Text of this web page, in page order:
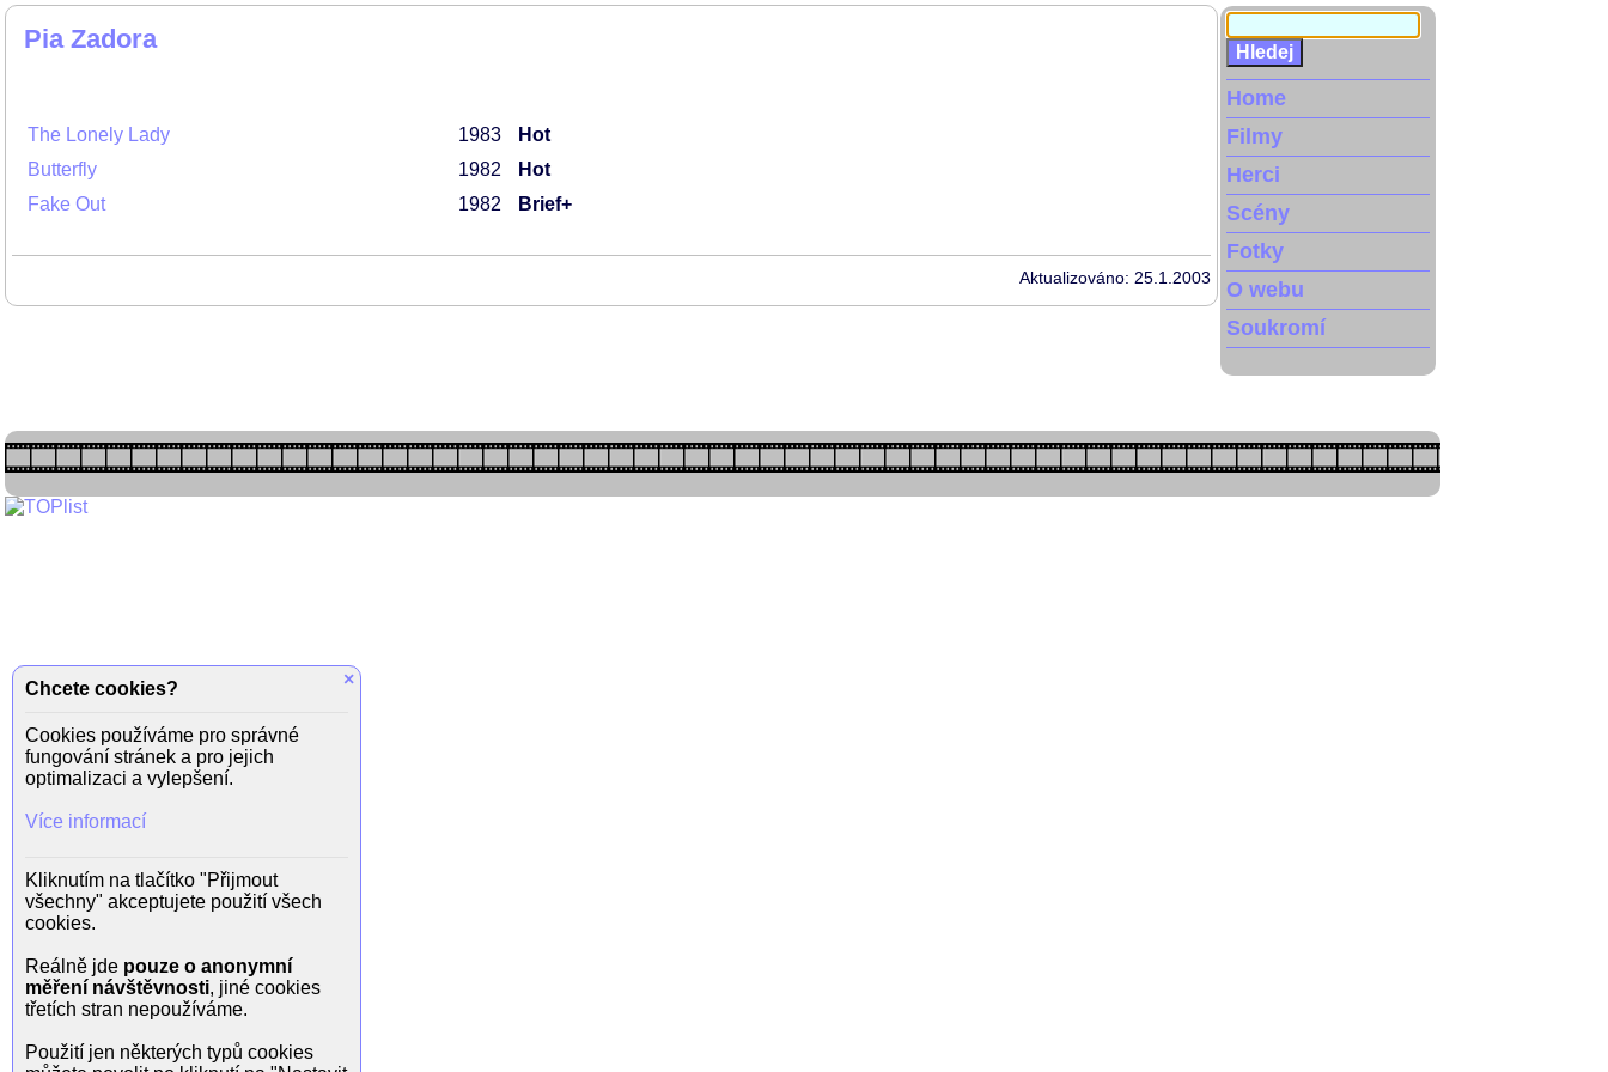
Pia Zadora
The Lonely Lady 1983
Hot
Butterfly
1982
Hot
Fake Out
1982 Brief+
Aktualizováno: 25.1.2003
Home
Filmy
Herci
Scény
Fotky
O webu
Soukromí
×
Chcete cookies?
Cookies používáme pro správné
fungování stránek a pro jejich
optimalizaci a vylepšení.
Více informací
Kliknutím na tlačítko "Přijmout
všechny" akceptujete použití všech
cookies.
Reálně jde pouze o anonymní
měření návštěvnosti, jiné cookies
třetích stran nepoužíváme.
Použití jen některých typů cookies